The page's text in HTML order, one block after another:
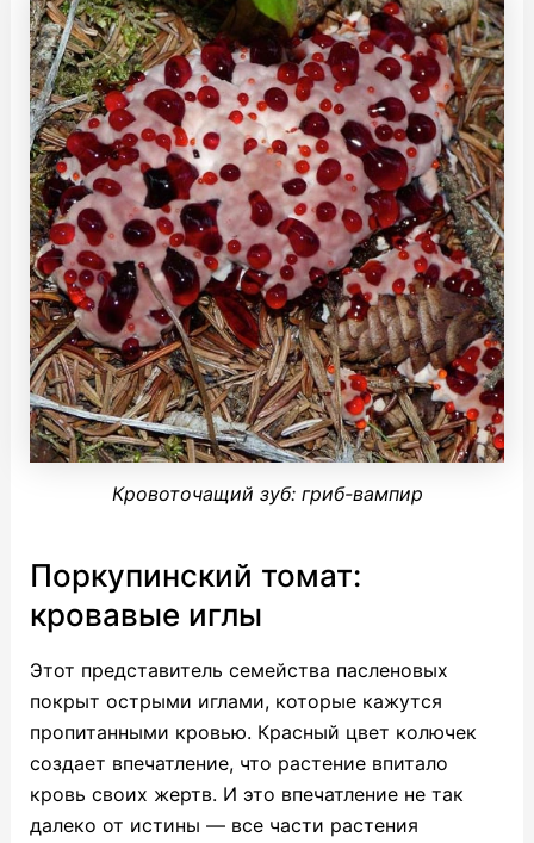
Кровоточащий зуб: гриб-вампир
Поркупинский томат:
кровавые иглы
Этот представитель семейства пасленовых
покрыт острыми иглами, которые кажутся
пропитанными кровью. Красный цвет колючек
создает впечатление, что растение впитало
кровь своих жертв. И это впечатление не так
далеко от истины — все части растения